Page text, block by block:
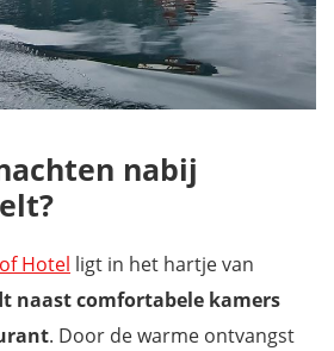
nabij
Hotel ligt in het hartje van
naast comfortabele kamers
. Door de warme ontvangst